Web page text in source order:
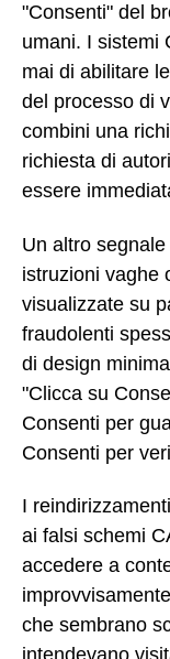
"Consenti" del
umani. I sistemi
mai di abilitare
del processo di
combini una
richiesta di
essere
Un altro
istruzioni vaghe
visualizzate su
fraudolenti
di design
"Clicca su
Consenti per
Consenti per
I
ai falsi schemi
accedere a
che sembrano